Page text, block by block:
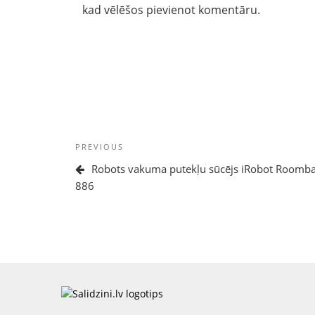
kad vēlēšos pievienot komentāru.
Ziņu
izvēlne
Previous
Post
PREVIOUS
Robots vakuma putekļu sūcējs iRobot
886